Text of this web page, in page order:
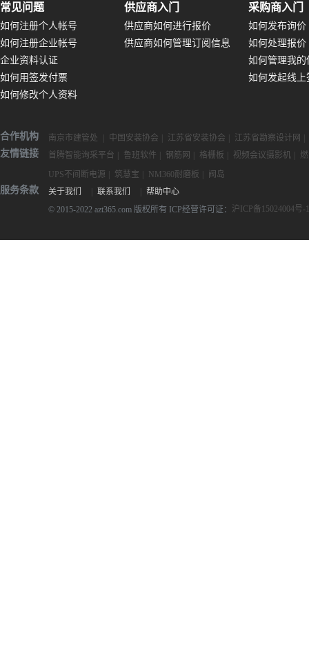
常见问题
如何注册个人帐号
如何注册企业帐号
企业资料认证
如何用签发付票
如何修改个人资料
供应商入门
供应商如何进行报价
供应商如何管理订阅信息
采购商入门
如何发布询价
如何处理报价
如何管理我的
如何发起线上
合作机构 南京市建管处 中国安装协会 江苏省安装协会 江苏省勘察设计网
友情链接 首腾智能询采平台 鲁班软件 钢筋网 格栅板 视频会议摄影机
UPS不间断电源
筑慧宝 NM360耐磨板 阀岛
服务条款 关于我们 联系我们
帮助中心
© 2015-2022 azt365.com 版权所有 ICP经营许可证： 沪ICP备15024004号-1